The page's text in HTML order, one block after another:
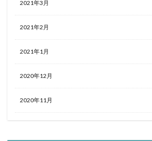
2021年3月
2021年2月
2021年1月
2020年12月
2020年11月